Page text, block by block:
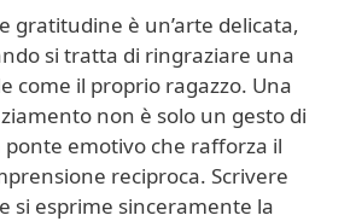
gratitudine è un’arte delicata,
si tratta di ringraziare una
come il proprio ragazzo. Una
non è solo un gesto di
emotivo che rafforza il
reciproca. Scrivere
si esprime sinceramente la